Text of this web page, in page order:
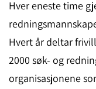
Hver eneste time
Hvert år deltar
2000 søk- og
organisasjonene